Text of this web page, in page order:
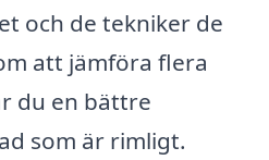
och de tekniker de
att jämföra flera
du en bättre
som är rimligt.